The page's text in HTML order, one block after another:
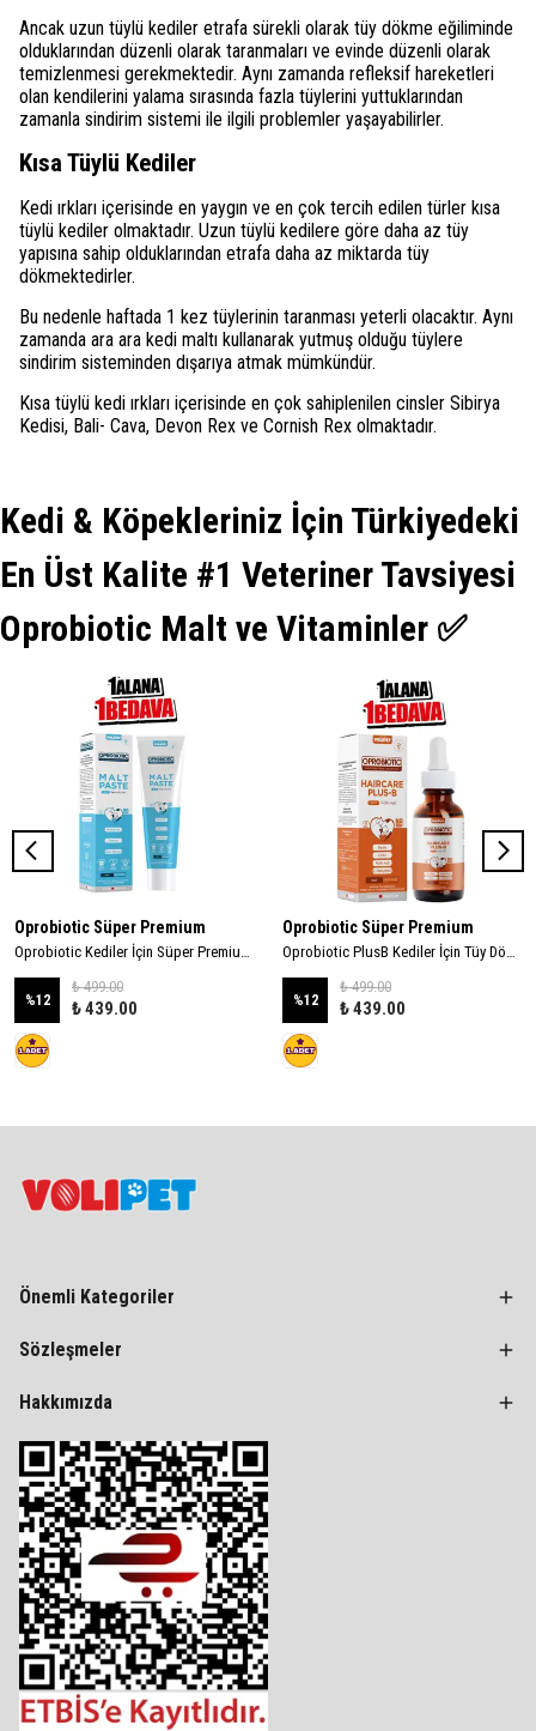
Ancak uzun tüylü kediler etrafa sürekli olarak tüy dökme eğiliminde
olduklarından düzenli olarak taranmaları ve evinde düzenli olarak
temizlenmesi gerekmektedir. Aynı zamanda refleksif hareketleri
olan kendilerini yalama sırasında fazla tüylerini yuttuklarından
zamanla sindirim sistemi ile ilgili problemler yaşayabilirler.
Kısa Tüylü Kediler
Kedi ırkları içerisinde en yaygın ve en çok tercih edilen türler kısa
tüylü kediler olmaktadır. Uzun tüylü kedilere göre daha az tüy
yapısına sahip olduklarından etrafa daha az miktarda tüy
dökmektedirler.
Bu nedenle haftada 1 kez tüylerinin taranması yeterli olacaktır. Aynı
zamanda ara ara kedi maltı kullanarak yutmuş olduğu tüylere
sindirim sisteminden dışarıya atmak mümkündür.
Kısa tüylü kedi ırkları içerisinde en çok sahiplenilen cinsler Sibirya
Kedisi, Bali- Cava, Devon Rex ve Cornish Rex olmaktadır.
Kedi & Köpekleriniz İçin Türkiyedeki
En Üst Kalite #1 Veteriner Tavsiyesi
Oprobiotic Malt ve Vitaminler ✅
Oprobiotic Süper Premium
Oprobiotic Kediler İçin Süper Premium Malt Macun 100gr (TÜY YUMAĞI ÖNLEYİCİ)
%12
₺ 499.00
₺ 439.00
Oprobiotic Süper Premium
Oprobiotic PlusB Kediler İçin Tüy Dökülmesini Azaltıcı Damla 50ml (TÜY DÖKÜMÜ ÖNLEYİCİ)
%12
₺ 499.00
₺ 439.00
Önemli Kategoriler
Sözleşmeler
Hakkımızda